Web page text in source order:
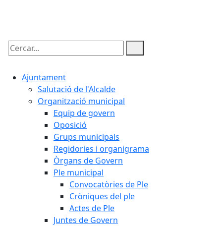
Cercar:
Ajuntament
Salutació de l'Alcalde
Organització municipal
Equip de govern
Oposició
Grups municipals
Regidories i organigrama
Òrgans de Govern
Ple municipal
Convocatòries de Ple
Cròniques del ple
Actes de Ple
Juntes de Govern